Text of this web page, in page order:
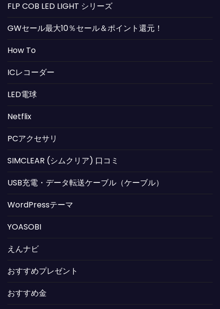
FLP COB LED LIGHT シリーズ
GWセール最大10％セール＆ポイント還元！
How To
ICレコーダー
LED電球
Netflix
PCアクセサリ
SIMCLEAR (シムクリア) 口コミ
USB充電・データ転送ケーブル（ケーブル）
WordPressテーマ
YOASOBI
えんナビ
おすすめプレゼント
おすすめ金